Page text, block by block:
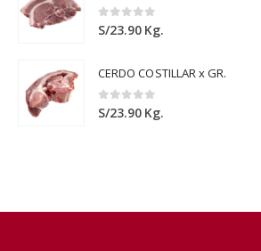
0out of 5
S/23.90 Kg.
CERDO COSTILLAR x GR.
0out of 5
S/23.90 Kg.